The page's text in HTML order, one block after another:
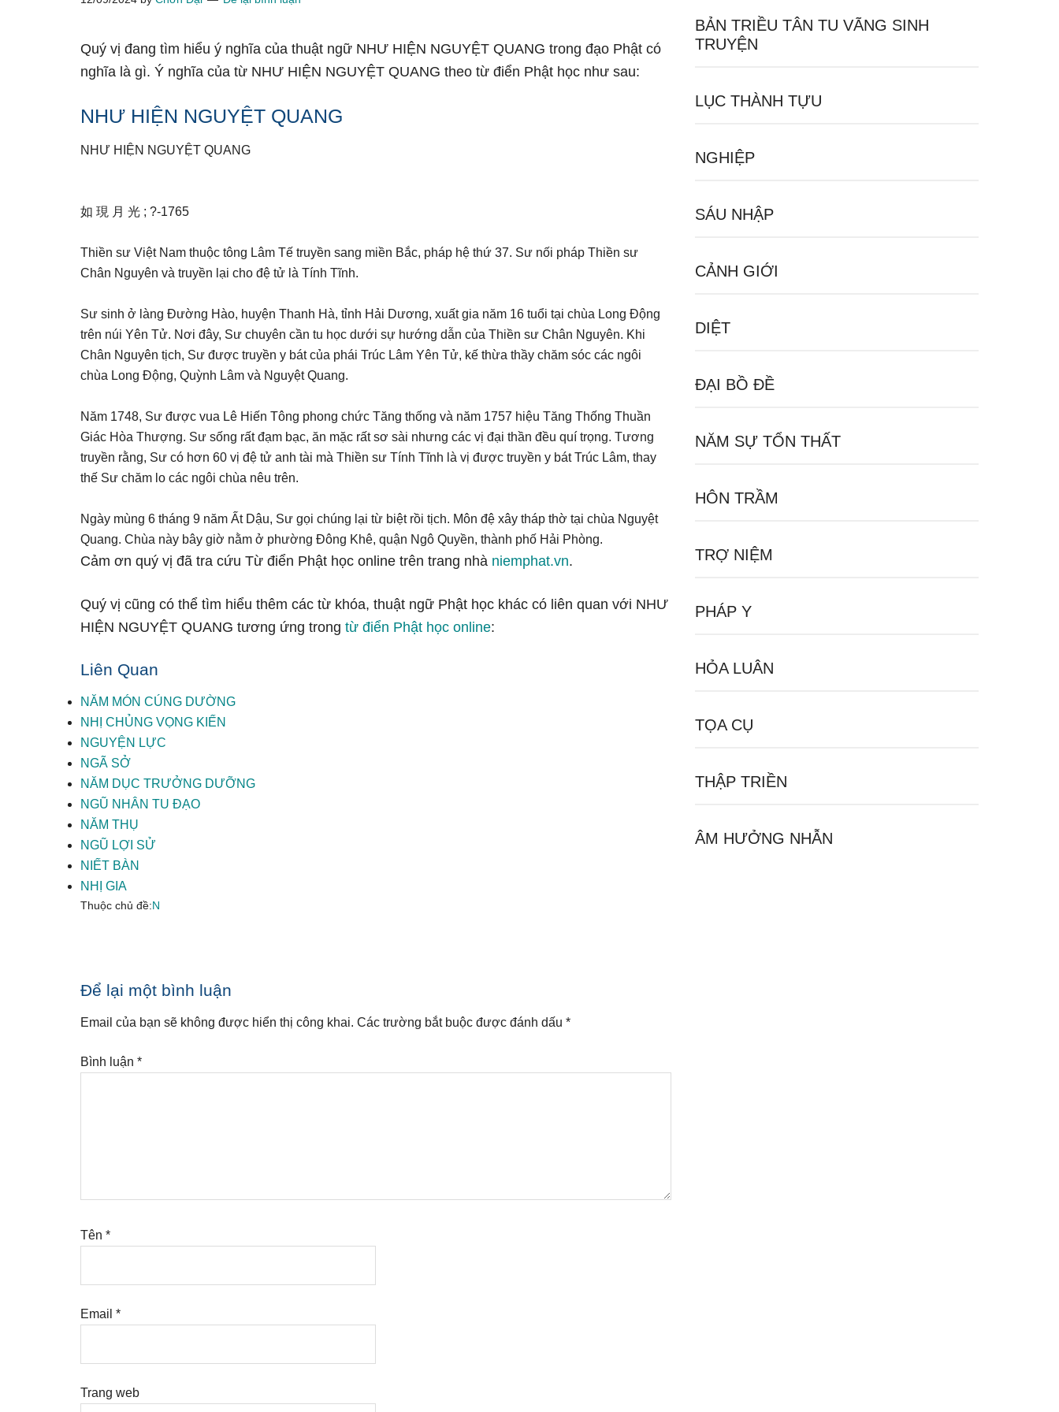
Quý vị đang tìm hiểu ý nghĩa của thuật ngữ NHƯ HIỆN NGUYỆT QUANG trong đạo Phật có
nghĩa là gì. Ý nghĩa của từ NHƯ HIỆN NGUYỆT QUANG theo từ điển Phật học như sau:
NHƯ HIỆN NGUYỆT QUANG
NHƯ HIỆN NGUYỆT QUANG
如 現 月 光 ; ?-1765
Thiền sư Việt Nam thuộc tông Lâm Tế truyền sang miền Bắc, pháp hệ thứ 37. Sư nối pháp Thiền sư
Chân Nguyên và truyền lại cho đệ tử là Tính Tĩnh.
Sư sinh ở làng Ðường Hào, huyện Thanh Hà, tỉnh Hải Dương, xuất gia năm 16 tuổi tại chùa Long Ðộng
trên núi Yên Tử. Nơi đây, Sư chuyên cần tu học dưới sự hướng dẫn của Thiền sư Chân Nguyên. Khi
Chân Nguyên tịch, Sư được truyền y bát của phái Trúc Lâm Yên Tử, kế thừa thầy chăm sóc các ngôi
chùa Long Ðộng, Quỳnh Lâm và Nguyệt Quang.
Năm 1748, Sư được vua Lê Hiến Tông phong chức Tăng thống và năm 1757 hiệu Tăng Thống Thuần
Giác Hòa Thượng. Sư sống rất đạm bạc, ăn mặc rất sơ sài nhưng các vị đại thần đều quí trọng. Tương
truyền rằng, Sư có hơn 60 vị đệ tử anh tài mà Thiền sư Tính Tĩnh là vị được truyền y bát Trúc Lâm, thay
thế Sư chăm lo các ngôi chùa nêu trên.
Ngày mùng 6 tháng 9 năm Ất Dậu, Sư gọi chúng lại từ biệt rồi tịch. Môn đệ xây tháp thờ tại chùa Nguyệt
Quang. Chùa này bây giờ nằm ở phường Ðông Khê, quận Ngô Quyền, thành phố Hải Phòng.
Cảm ơn quý vị đã tra cứu Từ điển Phật học online trên trang nhà niemphat.vn.
Quý vị cũng có thể tìm hiểu thêm các từ khóa, thuật ngữ Phật học khác có liên quan với NHƯ
HIỆN NGUYỆT QUANG tương ứng trong từ điển Phật học online:
Liên Quan
NĂM MÓN CÚNG DƯỜNG
NHỊ CHỦNG VỌNG KIẾN
NGUYỆN LỰC
NGÃ SỞ
NĂM DỤC TRƯỞNG DƯỠNG
NGŨ NHÂN TU ĐẠO
NĂM THỤ
NGŨ LỢI SỬ
NIẾT BÀN
NHỊ GIA
Thuộc chủ đề:N
Reader
Interactions
Để lại một bình luận
Email của bạn sẽ không được hiển thị công khai. Các trường bắt buộc được đánh dấu *
Bình luận *
Tên *
Email *
Trang web
BẢN TRIỀU TÂN TU VÃNG SINH
TRUYỆN
LỤC THÀNH TỰU
NGHIỆP
SÁU NHẬP
CẢNH GIỚI
DIỆT
ĐẠI BỒ ĐỀ
NĂM SỰ TỔN THẤT
HÔN TRẦM
TRỢ NIỆM
PHÁP Y
HỎA LUÂN
TỌA CỤ
THẬP TRIỀN
ÂM HƯỞNG NHẪN